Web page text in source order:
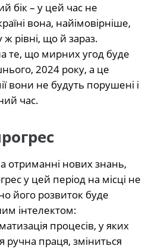
бік – у цей час не
вона, найімовірніше,
рівні, що й зараз.
те, що мирних угод буде
2024 року, а це
вони не будуть порушені і
час.
отриманні нових знань,
у цей період на місці не
його розвиток буде
інтелектом:
процесів, у яких
ручна праця, зміниться